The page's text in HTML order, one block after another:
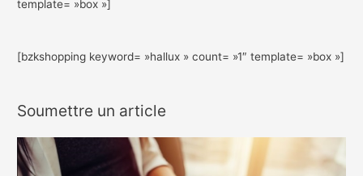
template= »box »]
[bzkshopping keyword= »hallux » count= »1″ template= »box »]
Soumettre un article